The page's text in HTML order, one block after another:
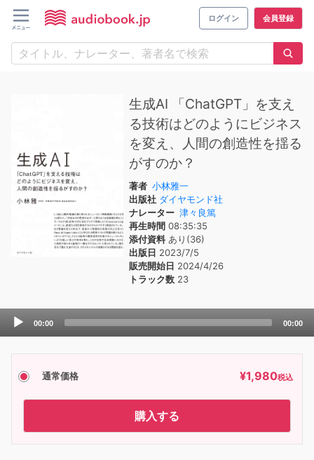
ログイン 会員登録
生成AI 「ChatGPT」を支え
る技術はどのようにビジネス
を変え、人間の創造性を揺る
がすのか？
著者 小林雅一
出版社 ダイヤモンド社
ナレーター 津々良篤
再生時間 08:35:35
添付資料あり(36)
出版日 2023/7/5
販売開始日 2024/4/26
トラック数 23
Audio
00:00 00:00
通常価格 ¥1,980税込
購入する